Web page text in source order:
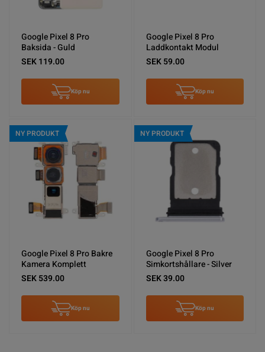
Google Pixel 8 Pro
Baksida - Guld
SEK 119.00
Köp nu
Google Pixel 8 Pro
Laddkontakt Modul
SEK 59.00
Köp nu
NY PRODUKT
Google Pixel 8 Pro Bakre
Kamera Komplett
SEK 539.00
Köp nu
NY PRODUKT
Google Pixel 8 Pro
Simkortshållare - Silver
SEK 39.00
Köp nu